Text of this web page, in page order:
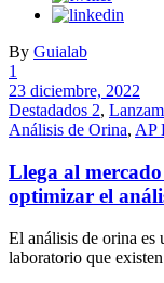
By Guialab
1
23 diciembre, 2022
Destadados 2,
Análisis de Orina, AP
Llega al
optimizar el
El análisis de orina es
laboratorio que existen